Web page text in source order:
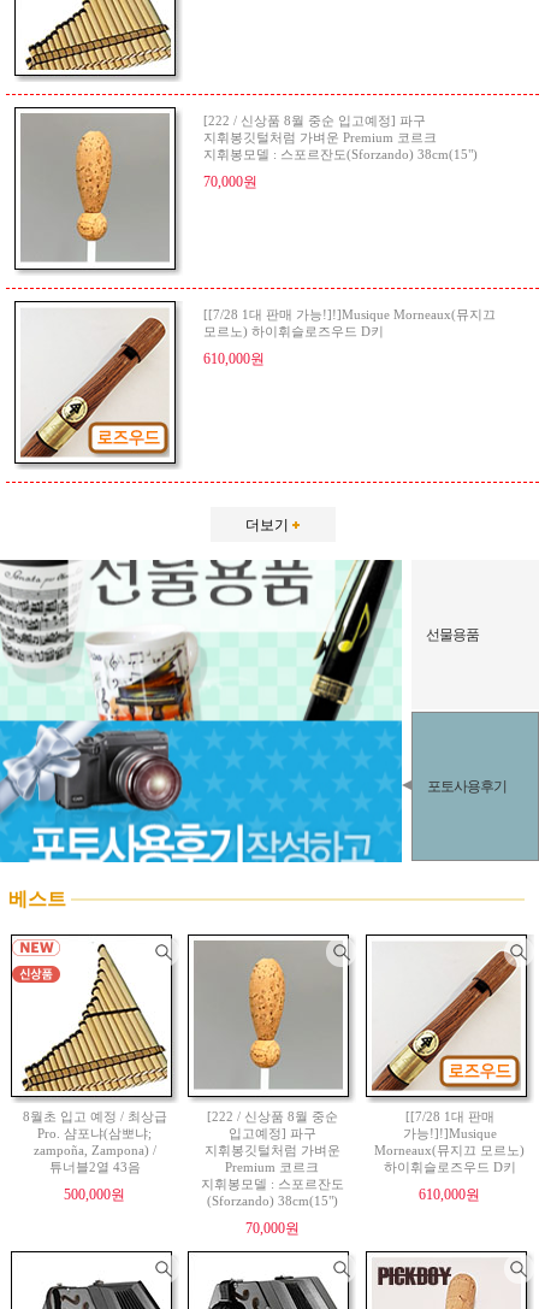
[222 / 신상품 8월 중순 입고예정] 파구
지휘봉깃털처럼 가벼운 Premium 코르크
지휘봉모델 : 스포르잔도(Sforzando) 38cm(15")
70,000원
[[7/28 1대 판매 가능!]!]Musique Morneaux(뮤지끄
모르노) 하이휘슬로즈우드 D키
610,000원
더보기
선물용품
포토사용후기
베스트
8월초 입고 예정 / 최상급
Pro. 샴포냐(삼뽀냐;
zampoña, Zampona) /
튜너블2열 43음
500,000원
[222 / 신상품 8월 중순
입고예정] 파구
지휘봉깃털처럼 가벼운
Premium 코르크
지휘봉모델 : 스포르잔도
(Sforzando) 38cm(15")
70,000원
[[7/28 1대 판매
가능!]!]Musique
Morneaux(뮤지끄 모르노)
하이휘슬로즈우드 D키
610,000원